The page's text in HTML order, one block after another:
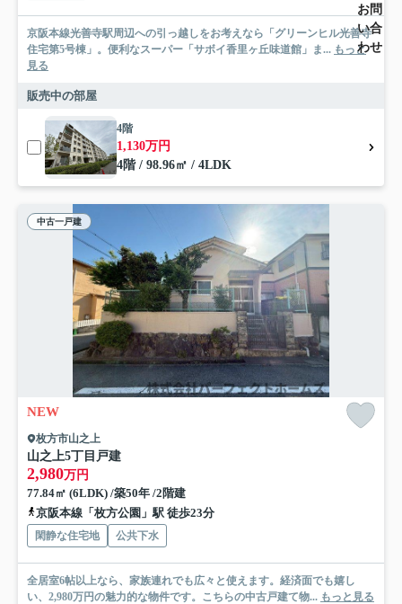
お問
い合
わせ
京阪本線光善寺駅周辺への引っ越しをお考えなら「グリーンヒル光善寺
住宅第5号棟」。便利なスーパー「サボイ香里ヶ丘味道館」ま... もっと
見る
販売中の部屋
4階
1,130万円
4階 / 98.96㎡ / 4LDK
中古一戸建
NEW
枚方市山之上
山之上5丁目戸建
2,980万円
77.84㎡ (6LDK) /築50年 /2階建
京阪本線「枚方公園」駅 徒歩23分
閑静な住宅地 公共下水
全居室6帖以上なら、家族連れでも広々と使えます。経済面でも嬉し
い、2,980万円の魅力的な物件です。こちらの中古戸建て物... もっと見る